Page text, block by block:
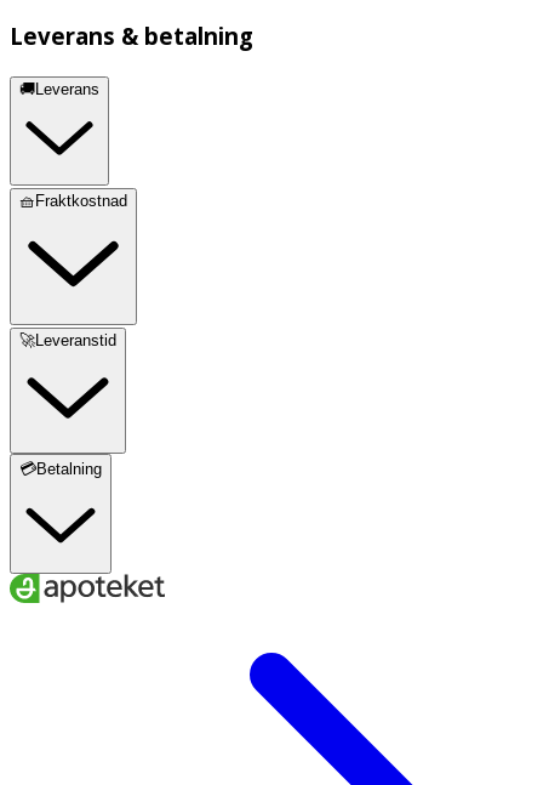
Leverans & betalning
🚚Leverans
🧺Fraktkostnad
🚀Leveranstid
💳Betalning